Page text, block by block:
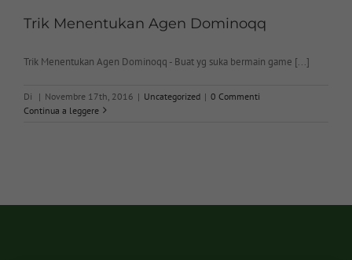
Cucina
Sedute e cavalletti
Trik Menentukan Agen Dominoqq
Trik Menentukan Agen Dominoqq - Buat yg suka bermain game [...]
Di | Novembre 17th, 2016 | Uncategorized | 0 Commenti
Continua a leggere